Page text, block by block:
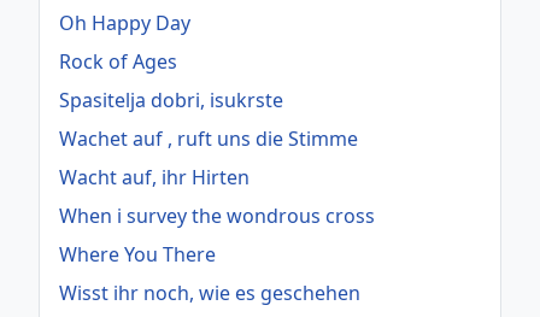
Oh Happy Day
Rock of Ages
Spasitelja dobri, isukrste
Wachet auf , ruft uns die Stimme
Wacht auf, ihr Hirten
When i survey the wondrous cross
Where You There
Wisst ihr noch, wie es geschehen